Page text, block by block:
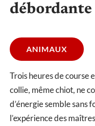
débordante
ANIMAUX
Trois heures de course
collie, même chiot, ne
d’énergie semble sans
l’expérience des